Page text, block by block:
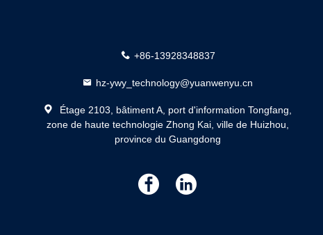
+86-13928348837
hz-ywy_technology@yuanwenyu.cn
Étage 2103, bâtiment A, port d'information Tongfang,
zone de haute technologie Zhong Kai, ville de Huizhou,
province du Guangdong